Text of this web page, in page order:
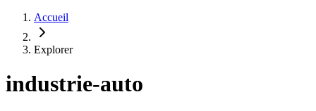
Accueil
Explorer
industrie-auto